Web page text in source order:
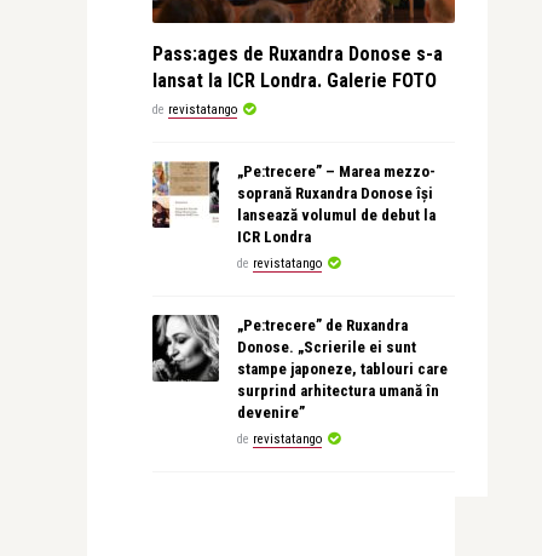
Pass:ages de Ruxandra Donose s-a
lansat la ICR Londra. Galerie FOTO
de revistatango
„Pe:trecere” – Marea mezzo-
soprană Ruxandra Donose își
lansează volumul de debut la
ICR Londra
de revistatango
„Pe:trecere” de Ruxandra
Donose. „Scrierile ei sunt
stampe japoneze, tablouri care
surprind arhitectura umană în
devenire”
de revistatango